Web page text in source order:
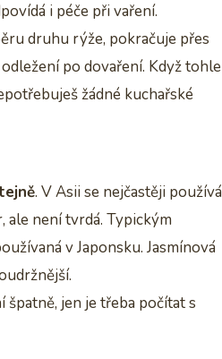
i péče při vaření.
druhu rýže, pokračuje přes
po dovaření. Když tohle
žádné kuchařské
. V Asii se nejčastěji používá
není tvrdá. Typickým
v Japonsku. Jasmínová
jen je třeba počítat s